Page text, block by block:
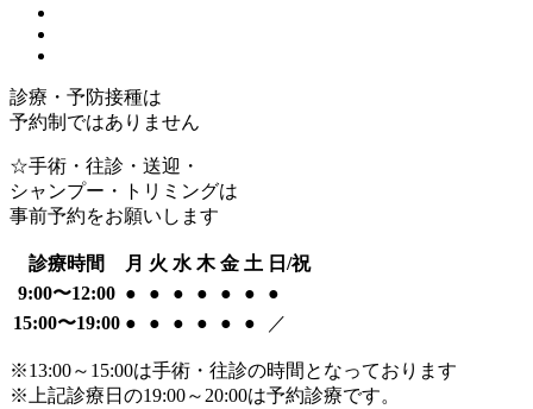
診療・予防接種は
予約制ではありません
☆手術・往診・送迎・
シャンプー・トリミングは
事前予約をお願いします
診療時間 月 火 水 木 金 土 日/祝
9:00〜12:00 ● ● ● ● ● ●
●
15:00〜19:00 ● ● ● ● ● ● ／
※13:00～15:00は手術・往診の時間となっております
※上記診療日の19:00～20:00は予約診療です。